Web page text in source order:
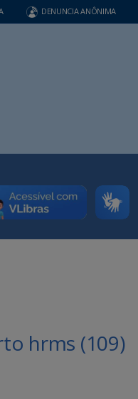
DENUNCIA ANÔNIMA
hrms (109)